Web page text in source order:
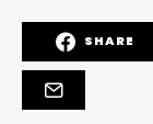
SHARE